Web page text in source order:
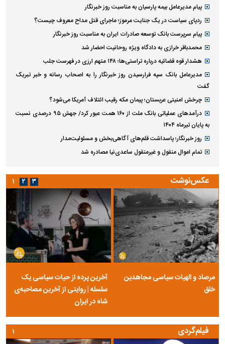
پیام مدیرعامل بیمه پارسیان به مناسبت روز خبرنگار
ردپای سیاست در یک جنایت مرموز؛ ماجرای قتل مداح معروف چیست؟
پیام سرپرست بانک توسعه صادرات ایران به مناسبت روز خبرنگار
محمدباقر خرازی به دادگاه ویژه روحانیت احضار شد
هشدار قوه قضائیه درباره تراستی‌ها؛ ۱۴۸ متهم ارزی در فهرست جلب
مدیرعامل بانک سپه فرارسیدن روز خبرنگار را به اصحاب رسانه و خبر تبریک
گفت
چرخش امنیتی عربستان؛ پیمان مکه رقیب ائتلاف آمریکا می‌شود؟
درآمد‌های عملیاتی بانک ملت از ۱۶۰ همت عبور کرد/ جهش ۹۵ درصدی نسبت
به پایان تیرماه ۱۴۰۴
روز خبرنگار؛ پاسداشت قلم‌های آگاهی‌بخش و مسئولیت‌مدار
تمام اموال منقول و غیرمنقول ساعدی‌نیا مصادره شد
عکس‌نوشت
مرصاد و الهیات سیاسی مجاهدین
خلق
آخرین پرده از حیات سیاسی یک
سلسله | روایتی از آخرین مصاحبه‌ی
شاه در ایران
۱ ۲ ۳
فیلم‌گردی ۱